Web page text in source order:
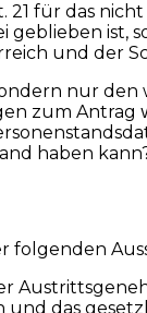
21 für das
und der
nur
zum Antrag
haben
folgenden
das